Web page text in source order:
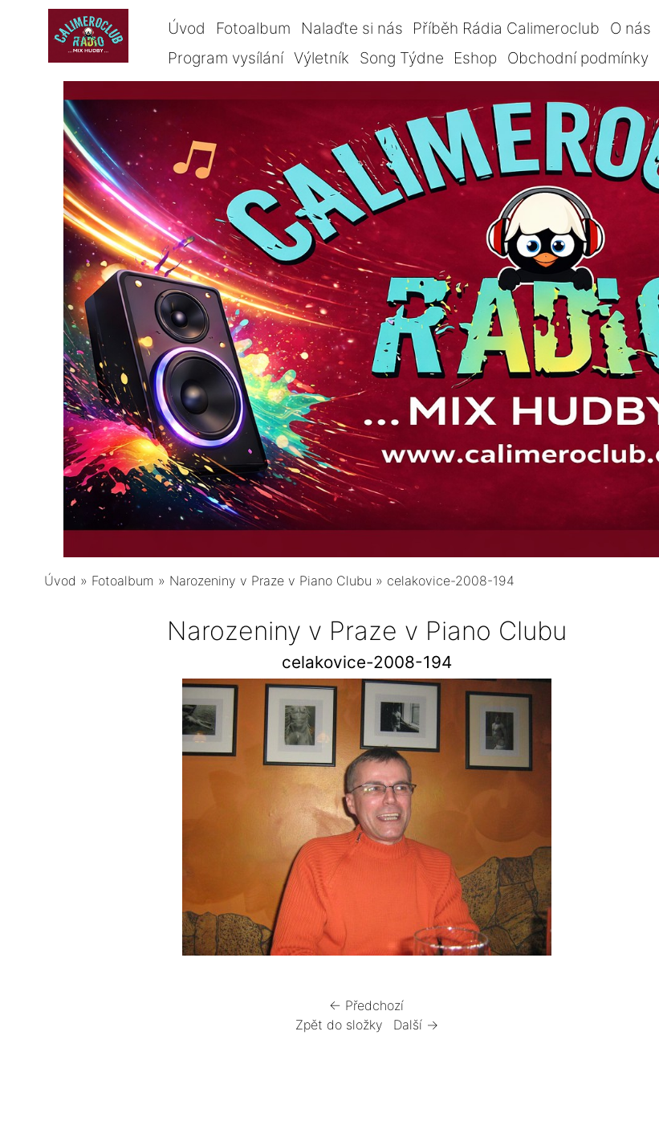
Úvod Fotoalbum Nalaďte si nás Příběh Rádia Calimeroclub O nás
Program vysílání Výletník Song Týdne Eshop Obchodní podmínky
Úvod » Fotoalbum » Narozeniny v Praze v Piano Clubu » celakovice-2008-194
Narozeniny v Praze v Piano Clubu
celakovice-2008-194
← Předchozí
Zpět do složky
Další →